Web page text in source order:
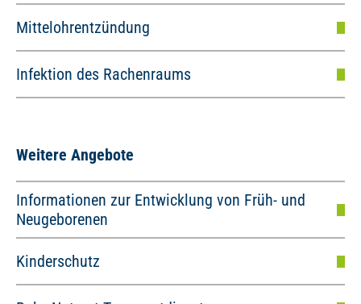
Mittelohrentzündung
Infektion des Rachenraums
Weitere Angebote
Informationen zur Entwicklung von Früh- und
Neugeborenen
Kinderschutz